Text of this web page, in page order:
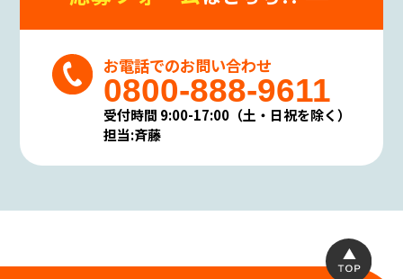
お電話でのお問い合わせ
0800-888-9611
受付時間 9:00-17:00（土・日祝を除く）
担当:斉藤